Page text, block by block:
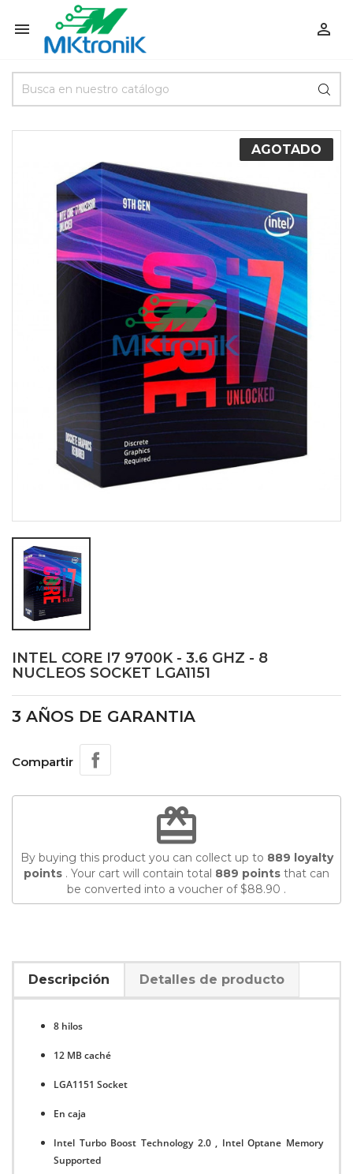
 
AGOTADO
INTEL CORE I7 9700K - 3.6 GHZ - 8
NUCLEOS SOCKET LGA1151
3 AÑOS DE GARANTIA
Compartir
redeem
By buying this product you can collect up to 889 loyalty
points . Your cart will contain total 889 points that can
be converted into a voucher of$88.90 .
Descripción Detalles de producto
8 hilos
12 MB caché
LGA1151 Socket
En caja
Intel Turbo Boost Technology 2.0 , Intel Optane Memory
Supported